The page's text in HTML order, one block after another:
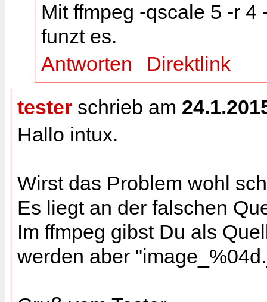
Mit ffmpeg -qscale 5 -r 4
funzt es.
Antworten
Direktlink
tester schrieb am
Hallo intux.
Wirst das Problem wohl
Es liegt an der falschen
Im ffmpeg gibst Du als
werden aber